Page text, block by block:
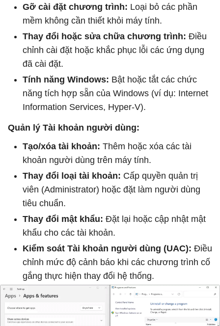
Gỡ cài đặt chương trình: Loại bỏ các phần
mềm không cần thiết khỏi máy tính.
Thay đổi hoặc sửa chữa chương trình: Điều
chỉnh cài đặt hoặc khắc phục lỗi các ứng dụng
đã cài đặt.
Tính năng Windows: Bật hoặc tắt các chức
năng tích hợp sẵn của Windows (ví dụ: Internet
Information Services, Hyper-V).
Quản lý Tài khoản người dùng:
Tạo/xóa tài khoản: Thêm hoặc xóa các tài
khoản người dùng trên máy tính.
Thay đổi loại tài khoản: Cấp quyền quản trị
viên (Administrator) hoặc đặt làm người dùng
tiêu chuẩn.
Thay đổi mật khẩu: Đặt lại hoặc cập nhật mật
khẩu cho các tài khoản.
Kiểm soát Tài khoản người dùng (UAC): Điều
chỉnh mức độ cảnh báo khi các chương trình cố
gắng thực hiện thay đổi hệ thống.